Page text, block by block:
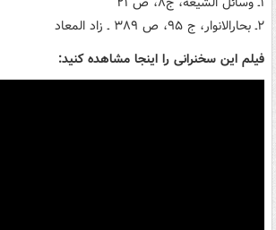
۲ـ بحارالانوار، ج ۹۵، ص ۳۸۹ ـ زاد المعاد
فیلم این سخنرانی را اینجا مشاهده کنید: